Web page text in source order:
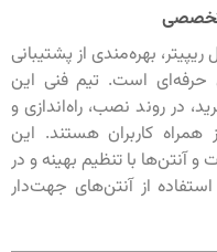
تخصصی
بهره‌مندی از پشتیبانی
است. تیم فنی این
در روند نصب، راه‌اندازی و
کاربران هستند. این
با تنظیم بهینه و در
از آنتن‌های جهت‌دار